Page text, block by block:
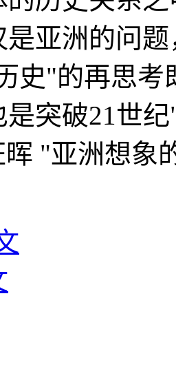
是亚洲的问
史"的再思考
是突破21世
晖 "亚洲想象